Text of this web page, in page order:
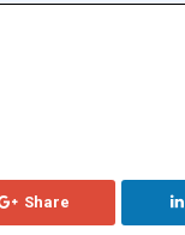
Share